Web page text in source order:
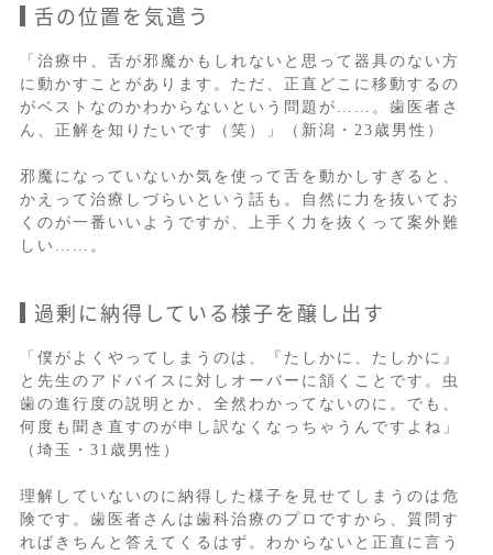
舌の位置を気遣う
「治療中、舌が邪魔かもしれないと思って器具のない方
に動かすことがあります。ただ、正直どこに移動するの
がベストなのかわからないという問題が……。歯医者さ
ん、正解を知りたいです（笑）」（新潟・23歳男性）
邪魔になっていないか気を使って舌を動かしすぎると、
かえって治療しづらいという話も。自然に力を抜いてお
くのが一番いいようですが、上手く力を抜くって案外難
しい……。
過剰に納得している様子を醸し出す
「僕がよくやってしまうのは、『たしかに、たしかに』
と先生のアドバイスに対しオーバーに頷くことです。虫
歯の進行度の説明とか、全然わかってないのに。でも、
何度も聞き直すのが申し訳なくなっちゃうんですよね」
（埼玉・31歳男性）
理解していないのに納得した様子を見せてしまうのは危
険です。歯医者さんは歯科治療のプロですから、質問す
ればきちんと答えてくるはず。わからないと正直に言う